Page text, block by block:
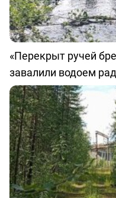
«Перекрыт ручей
завалили водоем